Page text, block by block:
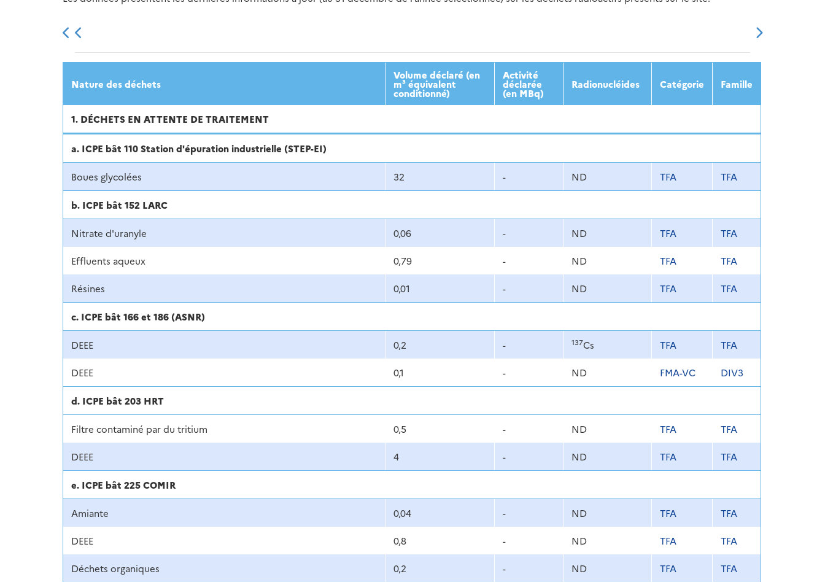
2013 2014 2015 2016 2017 2018 2019 2020 2021 2022 2023
Nature des déchets
Volume déclaré (en
m³ équivalent
conditionné)
Activité
déclarée
(en MBq)
Radionucléides Catégorie Famille
1. DÉCHETS EN ATTENTE DE TRAITEMENT
a. ICPE bât 110 Station d'épuration industrielle (STEP-EI)
Boues glycolées 32 - ND TFA TFA
b. ICPE bât 152 LARC
Nitrate d'uranyle 0,06 - ND TFA TFA
Effluents aqueux 0,79 - ND TFA TFA
Résines 0,01 - ND TFA TFA
c. ICPE bât 166 et 186 (ASNR)
DEEE 0,2 - 137Cs TFA TFA
DEEE 0,1 - ND FMA-VC DIV3
d. ICPE bât 203 HRT
Filtre contaminé par du tritium 0,5 - ND TFA TFA
DEEE 4 - ND TFA TFA
e. ICPE bât 225 COMIR
Amiante 0,04 - ND TFA TFA
DEEE 0,8 - ND TFA TFA
Déchets organiques 0,2 - ND TFA TFA